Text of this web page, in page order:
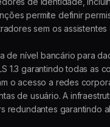
permite definir
sem os
de nível bancário para
1.3 garantindo todas as
o acesso a redes
de usuário. A
redundantes garantindo